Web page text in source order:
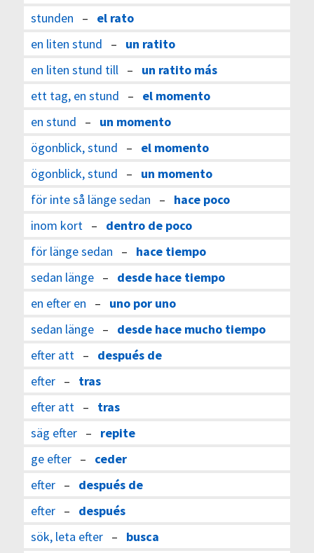
stunden – el rato
en liten stund – un ratito
en liten stund till– un ratito más
ett tag, en stund – el momento
en stund – un momento
ögonblick, stund – el momento
ögonblick, stund – un momento
för inte så länge sedan – hace poco
inom kort– dentro de poco
för länge sedan – hace tiempo
sedan länge– desde hace tiempo
en efter en – uno por uno
sedan länge– desde hace mucho tiempo
efter att– después de
efter– tras
efter att– tras
säg efter– repite
ge efter– ceder
efter– después de
efter– después
sök, leta efter– busca